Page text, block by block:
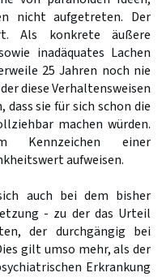
nicht aufgetreten. Der
Als konkrete äußere
inadäquates Lachen
25 Jahren noch nie
diese Verhaltensweisen
sie für sich schon die
machen würden.
einer
aufweisen.
auch bei dem bisher
- zu der das Urteil
der durchgängig bei
gilt umso mehr, als der
Erkrankung